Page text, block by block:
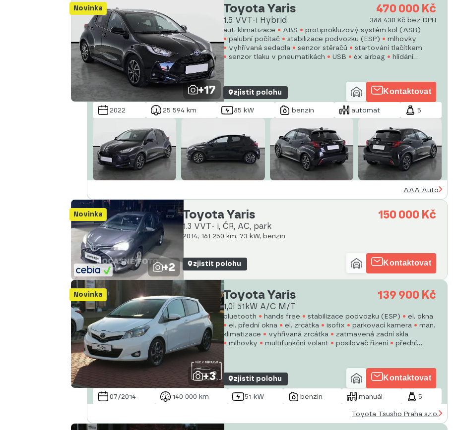
Novinka
+17
Toyota Yaris
1.5 VVT-i Hybrid
470 000 Kč
388 430 Kč bez DPH
aut. klimatizace
ABS
protiprokluzový systém kol (ASR)
palubní počítač
stabilizace podvozku (ESP)
mlhovky
vyhřívaná sedadla
senzor stěračů
startování tlačítkem
senzor tlaku v pneumatikách
USB 6x airbag
hlídání
jízdního pruhu
zjistit polohu Kontaktovat
2022 25 594 km 85 kW benzin automat 5
AAA Auto
Novinka
+2
Toyota Yaris
1.3 VVT- i, ČR, AC, park
150 000 Kč
2014, 161 250 km, 73 kW, benzin
zjistit polohu Kontaktovat
Novinka
+3
Toyota Yaris
1,0i 51kW A/C M/T
139 900 Kč
bluetooth hands free stabilizace podvozku (ESP)
el. okna
el. přední okna
el. zrcátka isofix parkovací kamera
man.
klimatizace
vyhřívaná zrcátka
zatmavená zadní skla
mlhovky
multifunkční volant posilovač řízení
přední
zjistit polohu Kontaktovat
07/2014 140 000 km 51 kW benzin manuál 5
Toyota Tsusho Praha s.r.o.